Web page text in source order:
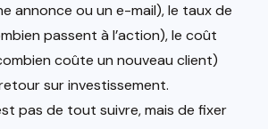
annonce ou un e-mail), le taux de
passent à l’action), le coût
coûte un nouveau client)
sur investissement.
pas de tout suivre, mais de fixer